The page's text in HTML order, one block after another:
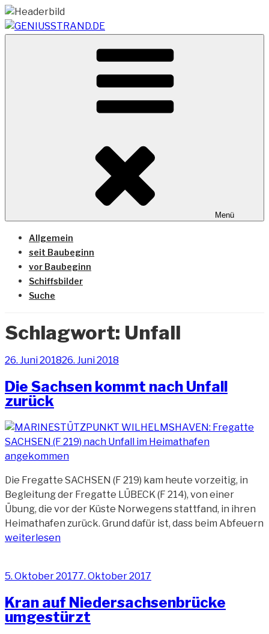
Zum
Inhalt
springen
GENIUSSTRAND.DE
Vom Geniusstrand zum JadeWeserPort/Container
Terminal Wilhelmshaven
Menü
Allgemein
seit Baubeginn
vor Baubeginn
Schiffsbilder
Suche
Schlagwort: Unfall
Veröffentlicht
26. Juni 201826. Juni 2018
Die Sachsen kommt nach Unfall
zurück
Die Fregatte SACHSEN (F 219) kam heute vorzeitig, in
Begleitung der Fregatte LÜBECK (F 214), von einer
Übung, die vor der Küste Norwegens stattfand, in ihren
Heimathafen zurück. Grund dafür ist, dass beim Abfeuern
„Die
nach
Unfall
zurück“
weiterlesen
Veröffentlicht
5. Oktober 20177. Oktober 2017
Kran auf Niedersachsenbrücke
umgestürzt